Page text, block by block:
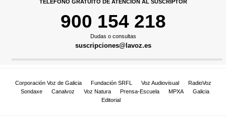
TELÉFONO GRATUITO DE ATENCIÓN AL SUSCRIPTOR
900 154 218
Dudas o consultas
suscripciones@lavoz.es
Corporación Voz de Galicia Fundación SRFL Voz Audiovisual
RadioVoz
Sondaxe
Canalvoz Voz Natura Prensa-Escuela MPXA
Galicia
Editorial